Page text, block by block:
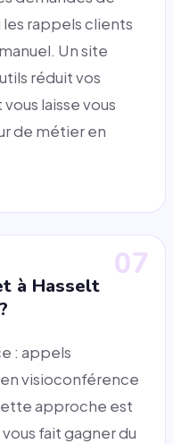
rappels clients
Un site
réduit vos
laisse vous
de métier en
07
à Hasselt
: appels
visioconférence
approche est
fait gagner du